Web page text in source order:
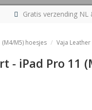
Gratis verzending NL
M5) hoesjes Vaja
- iPad Pro 11